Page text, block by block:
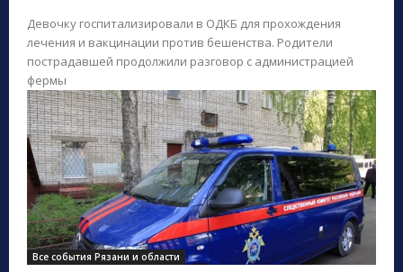
Девочку госпитализировали в ОДКБ для прохождения
лечения и вакцинации против бешенства. Родители
пострадавшей продолжили разговор с администрацией
фермы
Все события Рязани и области